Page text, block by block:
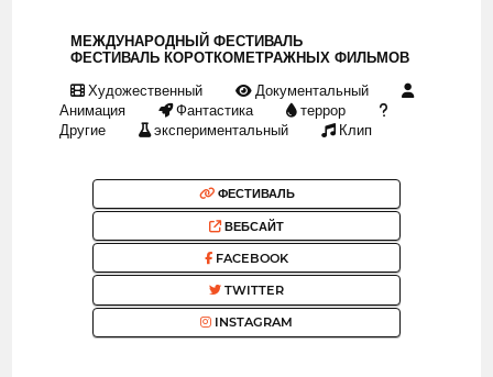
МЕЖДУНАРОДНЫЙ ФЕСТИВАЛЬ
ФЕСТИВАЛЬ КОРОТКОМЕТРАЖНЫХ ФИЛЬМОВ
Художественный
Документальный
Анимация
Фантастика
террор
Другие
экспериментальный Клип
ФЕСТИВАЛЬ
ВЕБСАЙТ
FACEBOOK
TWITTER
INSTAGRAM